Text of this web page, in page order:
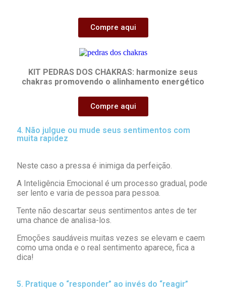
Compre aqui
KIT PEDRAS DOS CHAKRAS: harmonize seus
chakras promovendo o alinhamento energético
Compre aqui
4. Não julgue ou mude seus sentimentos com
muita rapidez
Neste caso a pressa é inimiga da perfeição.
A Inteligência Emocional é um processo gradual, pode
ser lento e varia de pessoa para pessoa.
Tente não descartar seus sentimentos antes de ter
uma chance de analisa-los.
Emoções saudáveis muitas vezes se elevam e caem
como uma onda e o real sentimento aparece, fica a
dica!
5. Pratique o “responder” ao invés do “reagir”